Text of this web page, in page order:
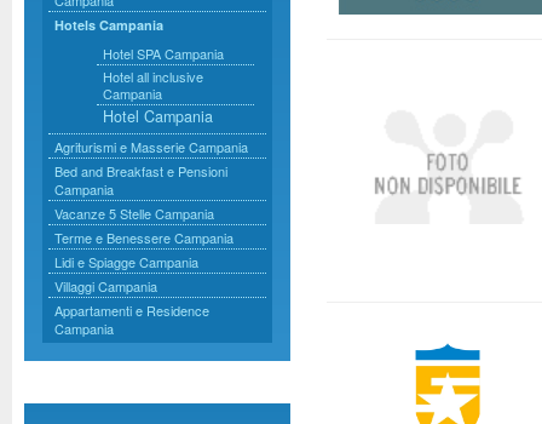
Hotels Campania
Hotel SPA Campania
Hotel all inclusive
Campania
Hotel Campania
Agriturismi e Masserie Campania
Bed and Breakfast e Pensioni
Campania
Vacanze 5 Stelle Campania
Terme e Benessere Campania
Lidi e Spiagge Campania
Villaggi Campania
Appartamenti e Residence
Campania